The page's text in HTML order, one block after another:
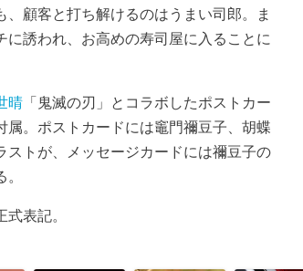
顧客と打ち解けるのはうまい司郎。ま
に誘われ、お高めの寿司屋に入ることに
晴「鬼滅の刃」とコラボしたポストカー
属。ポストカードには竈門禰豆子、胡蝶
ストが、メッセージカードには禰豆子の
表記。